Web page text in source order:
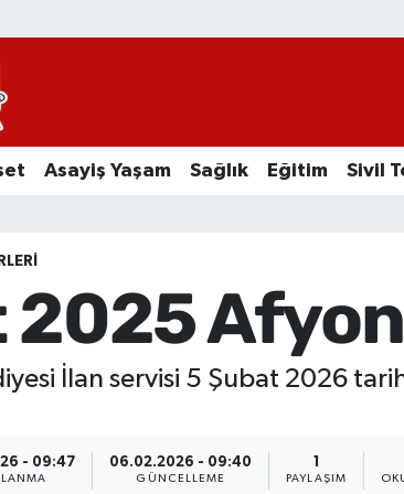
Asayiş Yaşam Sağlık Eğitim Sivil
2025
İlan servisi 5 Şubat 2026
- 09:47 06.02.2026 - 09:40
GÜNCELLEME PAYLAŞIM